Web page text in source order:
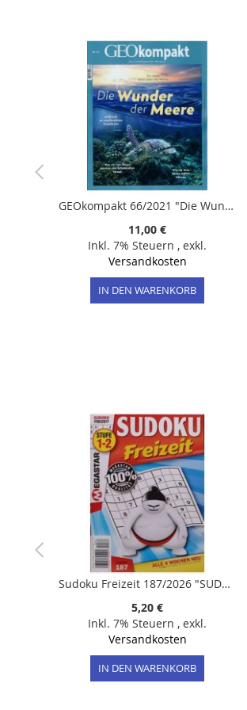
GEOkompakt 66/2021 "Die Wunder der Meere"
11,00 €
Inkl. 7% Steuern , exkl.
Versandkosten
IN DEN WARENKORB
Sudoku Freizeit 187/2026 "SUDOKU Freizeit (Stufe 1-2)"
5,20 €
Inkl. 7% Steuern , exkl.
Versandkosten
IN DEN WARENKORB